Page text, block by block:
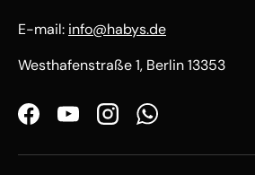
E-mail: info@habys.de
Westhafenstraße 1, Berlin 13353
FacebookYouTubeInstagramWhatsApp